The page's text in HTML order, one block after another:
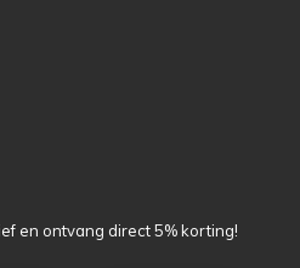
en ontvang direct 5% korting!